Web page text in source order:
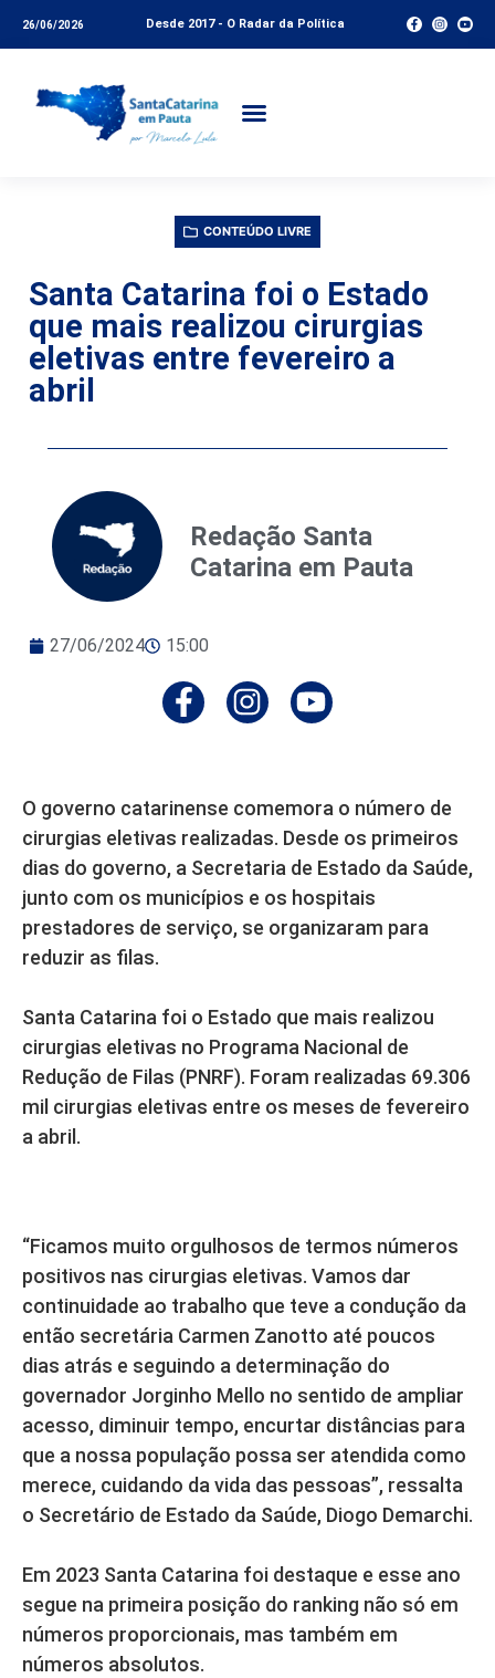
26/06/2026 Desde 2017 - O Radar da Política
CONTEÚDO LIVRE
Santa Catarina foi o Estado
que mais realizou cirurgias
eletivas entre fevereiro a
abril
Redação Santa
Catarina em Pauta
27/06/2024 15:00
O governo catarinense comemora o número de
cirurgias eletivas realizadas. Desde os primeiros
dias do governo, a Secretaria de Estado da Saúde,
junto com os municípios e os hospitais
prestadores de serviço, se organizaram para
reduzir as filas.
Santa Catarina foi o Estado que mais realizou
cirurgias eletivas no Programa Nacional de
Redução de Filas (PNRF). Foram realizadas 69.306
mil cirurgias eletivas entre os meses de fevereiro
a abril.
“Ficamos muito orgulhosos de termos números
positivos nas cirurgias eletivas. Vamos dar
continuidade ao trabalho que teve a condução da
então secretária Carmen Zanotto até poucos
dias atrás e seguindo a determinação do
governador Jorginho Mello no sentido de ampliar
acesso, diminuir tempo, encurtar distâncias para
que a nossa população possa ser atendida como
merece, cuidando da vida das pessoas”, ressalta
o Secretário de Estado da Saúde, Diogo Demarchi.
Em 2023 Santa Catarina foi destaque e esse ano
segue na primeira posição do ranking não só em
números proporcionais, mas também em
números absolutos.